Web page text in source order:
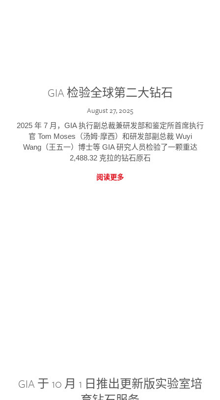
GIA 检验全球第二大钻石
August 27, 2025
2025 年 7 月，GIA 执行副总裁兼研发部和鉴定所首席执行
官 Tom Moses（汤姆·摩西）和研发部副总裁 Wuyi
Wang（王五一）博士等 GIA 研究人员检验了一颗重达
2,488.32 克拉的钻石原石
阅读更多
GIA 于 10 月 1 日推出更新版实验室培